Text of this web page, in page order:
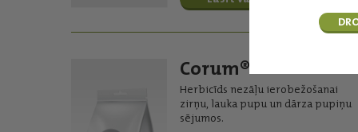
Corum®
Herbicīds nezāļu ierobežošanai
zirņu, lauka pupu un dārza pupiņu
sējumos.